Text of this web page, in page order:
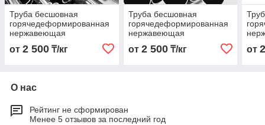
Труба бесшовная
горячедеформированная
нержавеющая
25х2,5х6000 Марка AISI
316 L
от 2 500 ₸/кг
Труба бесшовная
горячедеформированная
нержавеющая
32х2,5х6000 Марка AISI
316 L
от 2 500₸/кг
316
от
О нас
Рейтинг не сформирован
Менее 5 отзывов за последний год